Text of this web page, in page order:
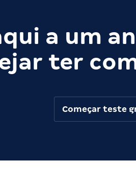
a um
ter
Começar teste